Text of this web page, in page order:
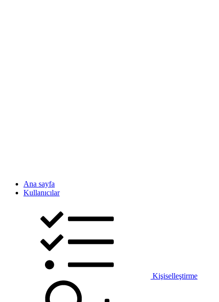
Ana sayfa
Kullanıcılar
Kişiselleştirme